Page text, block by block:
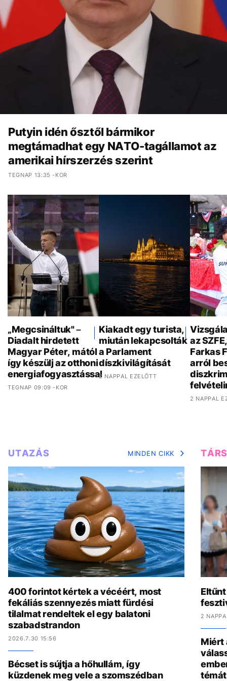
Putyin idén ősztől bármikor
megtámadhat egy NATO-tagállamot az
amerikai hírszerzés szerint
TEGNAP 13:35 -KOR
„Megcsináltuk" –
Diadalt hirdetett
Magyar Péter, mától
így készülj az otthoni
energiafogyasztással
TEGNAP 09:09 -KOR
Kiakadt egy turista,
miután lekapcsolták
a Parlament
díszkivilágítását
2 NAPPAL EZELŐTT
az
Farkas
arról
2 NAPPAL
UTAZÁS MINDEN CIKK
400 forintot kértek a vécéért, most
fekáliás szennyezés miatt fürdési
tilalmat rendeltek el egy balatoni
szabadstrandon
2026.7.30 15:56
Bécset is sújtja a hőhullám, így
küzdenek meg vele a szomszédban
2
Miért
témát